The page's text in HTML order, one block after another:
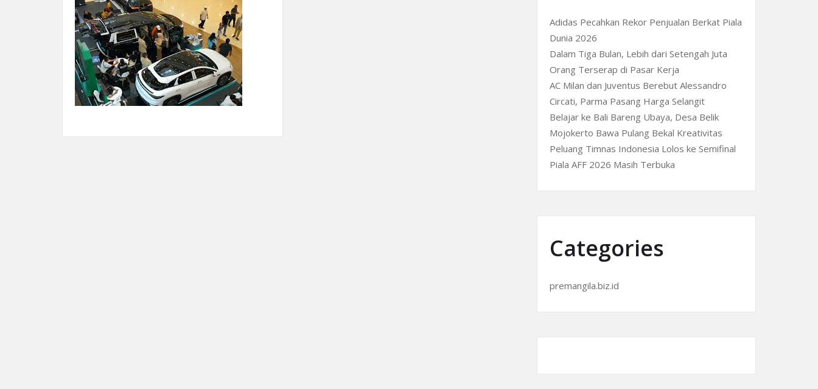
Adidas Pecahkan Rekor Penjualan Berkat Piala
Dunia 2026
Dalam Tiga Bulan, Lebih dari Setengah Juta
Orang Terserap di Pasar Kerja
AC Milan dan Juventus Berebut Alessandro
Circati, Parma Pasang Harga Selangit
Belajar ke Bali Bareng Ubaya, Desa Belik
Mojokerto Bawa Pulang Bekal Kreativitas
Peluang Timnas Indonesia Lolos ke Semifinal
Piala AFF 2026 Masih Terbuka
Categories
premangila.biz.id